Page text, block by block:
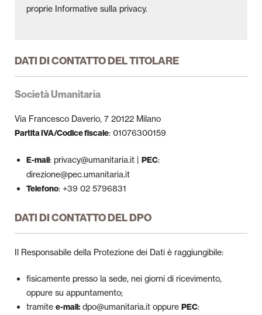
proprie Informative sulla privacy.
DATI DI CONTATTO DEL TITOLARE
Società Umanitaria
Via Francesco Daverio, 7 20122 Milano
Partita IVA/Codice fiscale: 01076300159
E-mail: privacy@umanitaria.it | PEC:
direzione@pec.umanitaria.it
Telefono: +39 02 5796831
DATI DI CONTATTO DEL DPO
Il Responsabile della Protezione dei Dati è raggiungibile:
fisicamente presso la sede, nei giorni di ricevimento,
oppure su appuntamento;
tramite e-mail: dpo@umanitaria.it oppure PEC: